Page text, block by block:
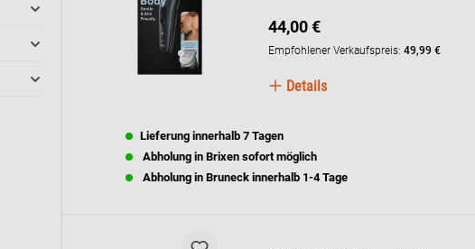
Technologie, um die Haut selbst in
den empfindlichsten Bereichen zu
schützen, damit Sie sich überall
für eine sanftere Anwendung mit
Haut mit der Klinge in Kontakt
kommt. Dieses Rasierwerkzeug
bietet eine große Schneidefläche,
um mehr Haare in jedem
44,00 €
Empfohlener Verkaufspreis:49,99 €
Details
Lieferung innerhalb 7 Tagen
Abholung in Brixen sofort möglich
Abholung in Bruneck innerhalb 1-4 Tage